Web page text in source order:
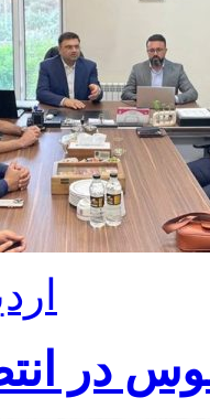
21
در